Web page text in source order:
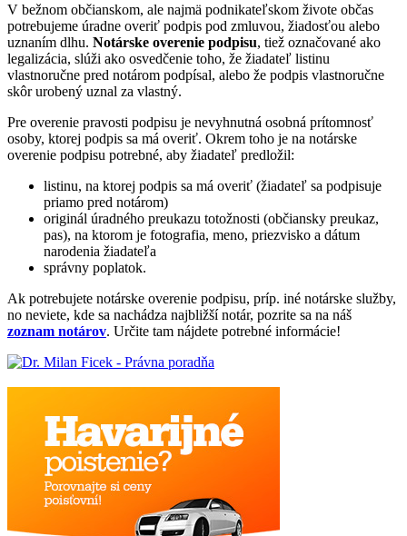
V bežnom občianskom, ale najmä podnikateľskom živote občas
potrebujeme úradne overiť podpis pod zmluvou, žiadosťou alebo
uznaním dlhu. Notárske overenie podpisu, tiež označované ako
legalizácia, slúži ako osvedčenie toho, že žiadateľ listinu
vlastnoručne pred notárom podpísal, alebo že podpis vlastnoručne
skôr urobený uznal za vlastný.
Pre overenie pravosti podpisu je nevyhnutná osobná prítomnosť
osoby, ktorej podpis sa má overiť. Okrem toho je na notárske
overenie podpisu potrebné, aby žiadateľ predložil:
listinu, na ktorej podpis sa má overiť (žiadateľ sa podpisuje
priamo pred notárom)
originál úradného preukazu totožnosti (občiansky preukaz,
pas), na ktorom je fotografia, meno, priezvisko a dátum
narodenia žiadateľa
správny poplatok.
Ak potrebujete notárske overenie podpisu, príp. iné notárske služby,
no neviete, kde sa nachádza najbližší notár, pozrite sa na náš
zoznam notárov. Určite tam nájdete potrebné informácie!